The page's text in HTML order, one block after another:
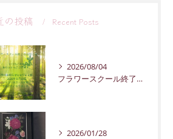
の投稿 Recent Posts
2026/08/04
フラワースクール終了のお知らせ
2026/01/28